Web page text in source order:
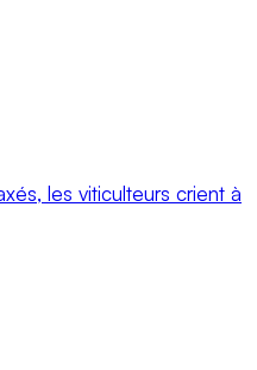
les viticulteurs crient à